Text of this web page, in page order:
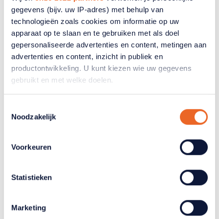
gegevens (bijv. uw IP-adres) met behulp van
technologieën zoals cookies om informatie op uw
apparaat op te slaan en te gebruiken met als doel
gepersonaliseerde advertenties en content, metingen aan
advertenties en content, inzicht in publiek en
productontwikkeling. U kunt kiezen wie uw gegevens
gebruikt en met welke doelen.
Informatie verzamelen over uw geografische
Uw apparaat identificeren door het actief te
scannen op specifieke eigenschappen (fingerprinting)
verwerkt en stel uw voorkeuren in het
detailgedeelte in.
Noodzakelijk
Voorkeuren
Statistieken
Marketing